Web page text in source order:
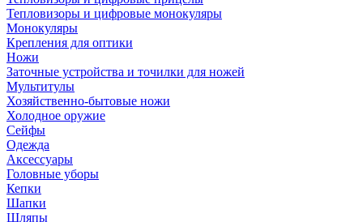
Тепловизоры и цифровые монокуляры
Монокуляры
Крепления для оптики
Ножи
Заточные устройства и точилки для ножей
Мультитулы
Хозяйственно-бытовые ножи
Холодное оружие
Сейфы
Одежда
Аксессуары
Головные уборы
Кепки
Шапки
Шляпы